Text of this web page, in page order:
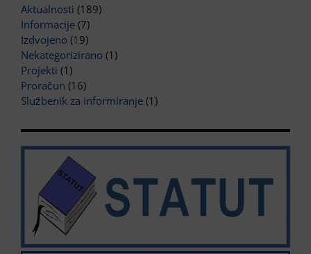
Aktualnosti (189)
Informacije (7)
Izdvojeno (19)
Nekategorizirano (1)
Projekti (1)
Proračun (16)
Službenik za informiranje (1)